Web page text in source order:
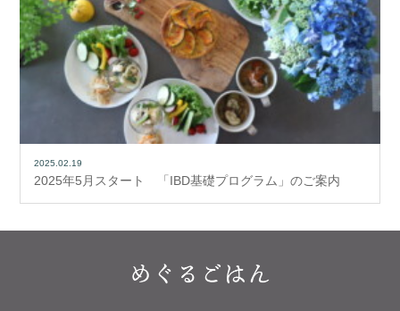
2025.02.19
2025年5月スタート 「IBD基礎プログラム」のご案内